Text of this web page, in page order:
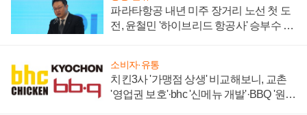
파라타항공 내년 미주 장거리 노선 첫 도
전, 윤철민 '하이브리드 항공사' 승부수 통
소비자·유통
치킨3사 '가맹점 상생' 비교해보니, 교촌
'영업권 보호'·bhc '신메뉴 개발'·BBQ '원가